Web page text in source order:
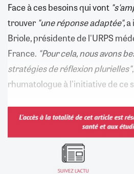
Face à ces besoins qui vont
trouver "une réponse adaptée",a
Briole, présidente de l'URPS
France. "Pour cela, nous avons
stratégies de réflexion plurielles"
rhumatologue à l'initiative de ce